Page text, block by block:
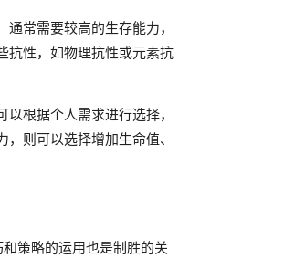
常需要较高的生存能力，
抗性，如物理抗性或元素抗
根据个人需求进行选择，
则可以选择增加生命值、
策略的运用也是制胜的关